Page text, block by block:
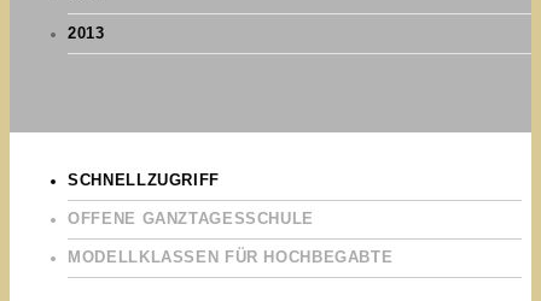
2013
SCHNELLZUGRIFF
OFFENE GANZTAGESSCHULE
MODELLKLASSEN FÜR HOCHBEGABTE